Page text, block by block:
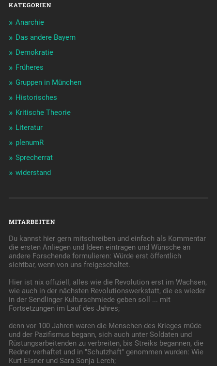
KATEGORIEN
Anarchie
Das andere Bayern
Demokratie
Früheres
Gruppen in München
Historisches
Kritische Theorie
Literatur
plenumR
Sprecherrat
widerstand
MITARBEITEN
Du kannst hier gern mitschreiben und einfach als Kommentar
die ersten Anliegen und Ideen eintragen und Wünsche an
andere Forschende formulieren: Würde erst öffentlich
sichtbar, wenn von uns freigeschaltet.
Hier ist nix offiziell, alles wie die Revolution erst im Wachsen,
wie auch in der nächsten Revolutionswerkstatt, die es wieder
in der Sendlinger Kulturschmiede geben soll ... mit
Fortsetzungen im Lauf des Jahres;
denn vor 100 Jahren waren die Menschen des Krieges müde
und der Pazifismus begann, sich auch unter Soldaten und
Rüstungsarbeitenden zu verbreiten, bis Streiks begannen, die
Redner verhaftet und in "Schutzhaft" genommen wurden: Wie
Kurt Eisner und Sara Sonja Lerch;